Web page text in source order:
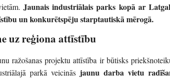
Jaunais industriālais parks kopā ar
un konkurētspēju starptautiskā mērogā.
uz reģiona attīstību
ražošanas projektu attīstība ir būtisks
parkā veicinās jaunu darba vietu